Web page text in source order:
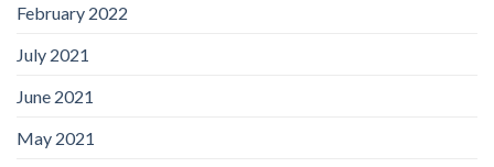
February 2022
July 2021
June 2021
May 2021